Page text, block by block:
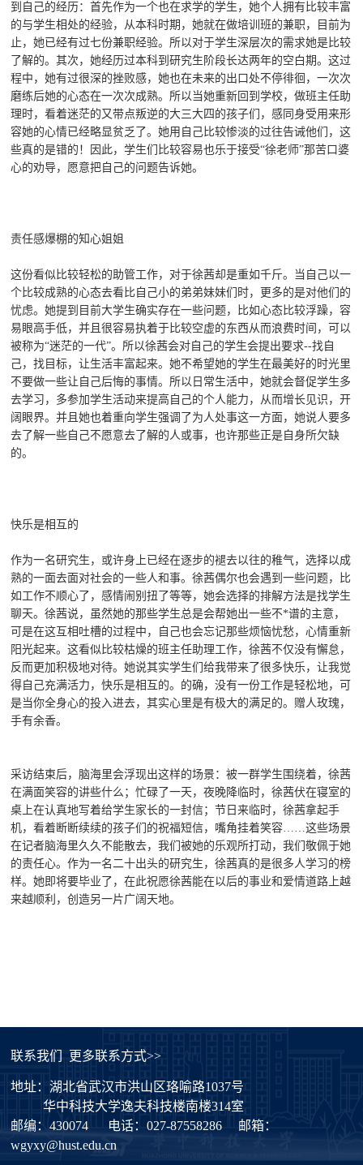
到自己的经历：首先作为一个也在求学的学生，她个人拥有比较丰富
的与学生相处的经验，从本科时期，她就在做培训班的兼职，目前为
止，她已经有过七份兼职经验。所以对于学生深层次的需求她是比较
了解的。其次，她经历过本科到研究生阶段长达两年的空白期。这过
程中，她有过很深的挫败感，她也在未来的出口处不停徘徊，一次次
磨练后她的心态在一次次成熟。所以当她重新回到学校，做班主任助
理时，看着迷茫的又带点叛逆的大三大四的孩子们，感同身受用来形
容她的心情已经略显贫乏了。她用自己比较惨淡的过往告诫他们，这
些真的是错的！因此，学生们比较容易也乐于接受“徐老师”那苦口婆
心的劝导，愿意把自己的问题告诉她。
责任感爆棚的知心姐姐
这份看似比较轻松的助管工作，对于徐茜却是重如千斤。当自己以一
个比较成熟的心态去看比自己小的弟弟妹妹们时，更多的是对他们的
忧虑。她提到目前大学生确实存在一些问题，比如心态比较浮躁，容
易眼高手低，并且很容易执着于比较空虚的东西从而浪费时间，可以
被称为“迷茫的一代”。所以徐茜会对自己的学生会提出要求--找自
己，找目标，让生活丰富起来。她不希望她的学生在最美好的时光里
不要做一些让自己后悔的事情。所以日常生活中，她就会督促学生多
去学习，多参加学生活动来提高自己的个人能力，从而增长见识，开
阔眼界。并且她也着重向学生强调了为人处事这一方面，她说人要多
去了解一些自己不愿意去了解的人或事，也许那些正是自身所欠缺
的。
快乐是相互的
作为一名研究生，或许身上已经在逐步的褪去以往的稚气，选择以成
熟的一面去面对社会的一些人和事。徐茜偶尔也会遇到一些问题，比
如工作不顺心了，感情闹别扭了等等，她会选择的排解方法是找学生
聊天。徐茜说，虽然她的那些学生总是会帮她出一些不*谱的主意，
可是在这互相吐槽的过程中，自己也会忘记那些烦恼忧愁，心情重新
阳光起来。这看似比较枯燥的班主任助理工作，徐茜不仅没有懈怠，
反而更加积极地对待。她说其实学生们给我带来了很多快乐，让我觉
得自己充满活力，快乐是相互的。的确，没有一份工作是轻松地，可
是当你全身心的投入进去，其实心里是有极大的满足的。赠人玫瑰，
手有余香。
采访结束后，脑海里会浮现出这样的场景：被一群学生围绕着，徐茜
在满面笑容的讲些什么；忙碌了一天，夜晚降临时，徐茜伏在寝室的
桌上在认真地写着给学生家长的一封信；节日来临时，徐茜拿起手
机，看着断断续续的孩子们的祝福短信，嘴角挂着笑容……这些场景
在记者脑海里久久不能散去，我们被她的乐观所打动，我们敬佩于她
的责任心。作为一名二十出头的研究生，徐茜真的是很多人学习的榜
样。她即将要毕业了，在此祝愿徐茜能在以后的事业和爱情道路上越
来越顺利，创造另一片广阔天地。
联系我们 更多联系方式>>
地址：湖北省武汉市洪山区珞喻路1037号
华中科技大学逸夫科技楼南楼314室
邮编：430074
电话：027-87558286
邮箱：
wgyxy@hust.edu.cn